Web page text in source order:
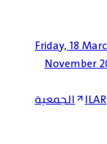
Friday, 18
ILAR الجمعية